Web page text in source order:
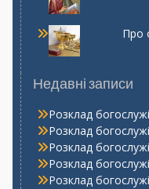
Про
Недавні записи
Розклад
Розклад
Розклад
Розклад
Розклад